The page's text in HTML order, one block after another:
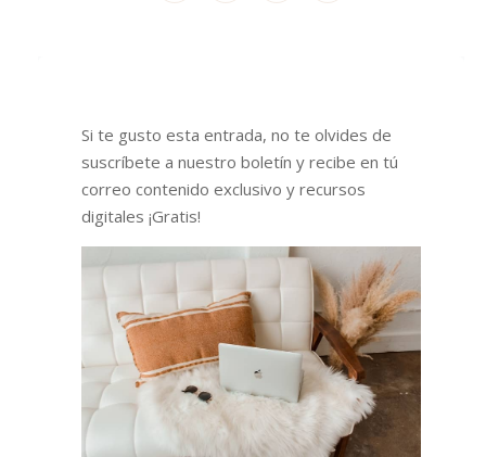
Si te gusto esta entrada, no te olvides de
suscríbete a nuestro boletín y recibe en tú
correo contenido exclusivo y recursos
digitales ¡Gratis!